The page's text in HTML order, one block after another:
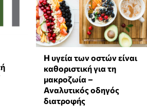
Η υγεία των οστών είναι
καθοριστική για τη
μακροζωία –
Αναλυτικός οδηγός
διατροφής